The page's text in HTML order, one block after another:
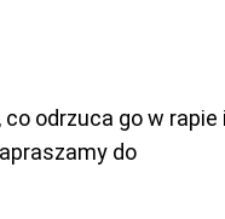
odrzuca go w rapie
do